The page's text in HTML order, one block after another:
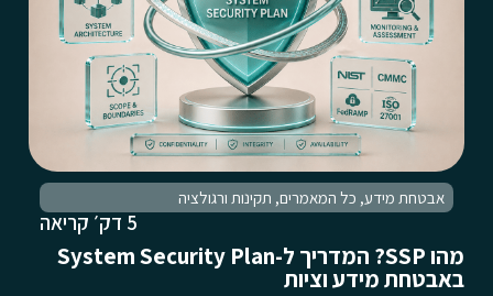
אבטחת מידע, כל המאמרים, תקינות ורגולציה
5 דק׳ קריאה
מהו SSP? המדריך ל-System Security Plan
באבטחת מידע וציות